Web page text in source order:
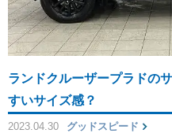
ランドクルーザープラドの
すいサイズ感？
2023.04.30 グッドスピード